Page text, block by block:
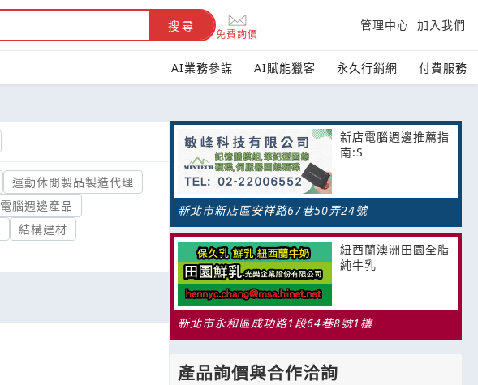
搜尋
免費詢價
管理中心 加入我們
AI業務參謀 AI賦能獵客 永久行銷網 付費服務
運動休閒製品製造代理
電腦週邊產品
結構建材
新店電腦週邊推薦指
南:S
新北市新店區安祥路67巷50弄24號
紐西蘭澳洲田園全脂
純牛乳
新北市永和區成功路1段64巷8號1樓
產品詢價與合作洽詢